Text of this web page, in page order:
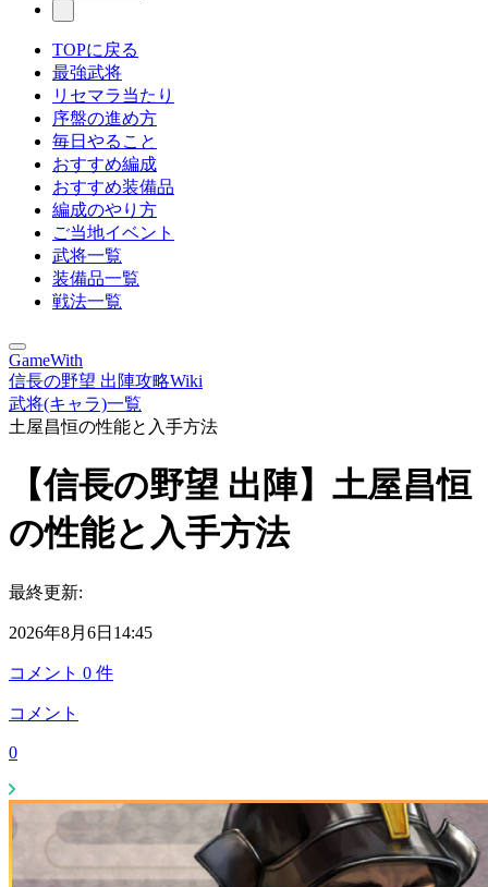
TOPに戻る
最強武将
リセマラ当たり
序盤の進め方
毎日やること
おすすめ編成
おすすめ装備品
編成のやり方
ご当地イベント
武将一覧
装備品一覧
戦法一覧
GameWith
信長の野望 出陣攻略Wiki
武将(キャラ)一覧
土屋昌恒の性能と入手方法
【信長の野望 出陣】土屋昌恒
の性能と入手方法
最終更新:
2026年8月6日14:45
コメント 0 件
コメント
0